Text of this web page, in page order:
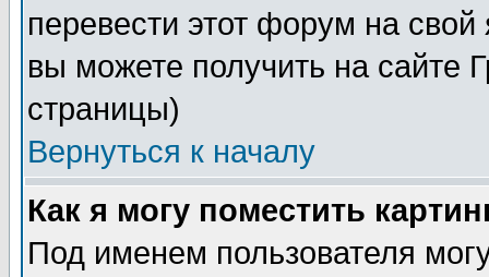
перевести этот форум на
вы можете получить на сайте
страницы)
Вернуться к началу
Как я могу поместить
Под именем пользователя